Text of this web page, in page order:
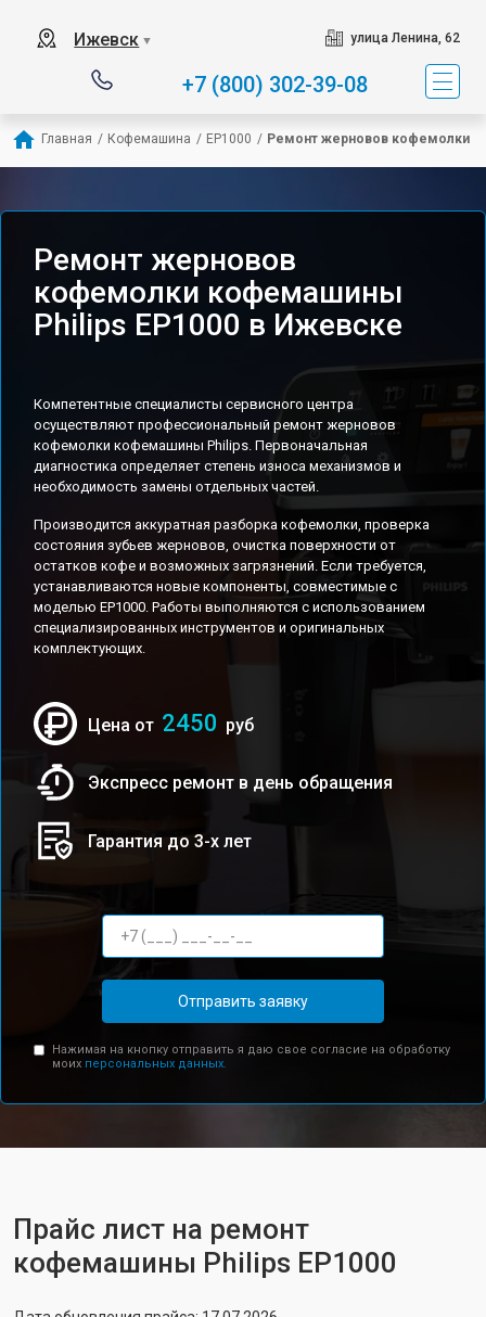
Ижевск ▼ улица Ленина, 62
+7 (800) 302-39-08
Главная / Кофемашина / EP1000 / Ремонт жерновов кофемолки
Ремонт жерновов
кофемолки кофемашины
Philips EP1000 в Ижевске
Компетентные специалисты сервисного центра
осуществляют профессиональный ремонт жерновов
кофемолки кофемашины Philips. Первоначальная
диагностика определяет степень износа механизмов и
необходимость замены отдельных частей.
Производится аккуратная разборка кофемолки, проверка
состояния зубьев жерновов, очистка поверхности от
остатков кофе и возможных загрязнений. Если требуется,
устанавливаются новые компоненты, совместимые с
моделью EP1000. Работы выполняются с использованием
специализированных инструментов и оригинальных
комплектующих.
Цена от 2450 руб
Экспресс ремонт в день обращения
Гарантия до 3-х лет
Отправить заявку
Нажимая на кнопку отправить я даю свое согласие на обработку
моих персональных данных.
Прайс лист на ремонт
кофемашины Philips EP1000